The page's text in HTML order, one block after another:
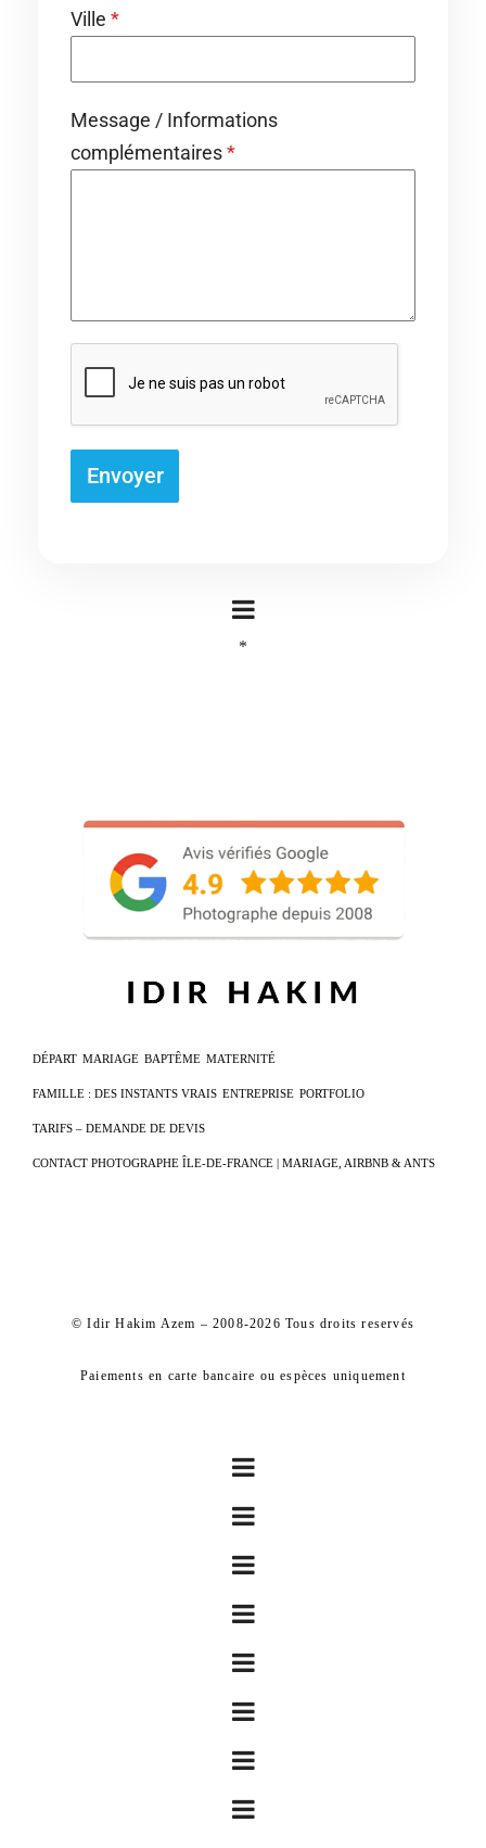
Ville *
Message / Informations
complémentaires*
Envoyer
*
DÉPART MARIAGE BAPTÊME MATERNITÉ
FAMILLE : DES INSTANTS VRAIS ENTREPRISE PORTFOLIO
TARIFS – DEMANDE DE DEVIS
CONTACT PHOTOGRAPHE ÎLE-DE-FRANCE | MARIAGE, AIRBNB & ANTS
© Idir Hakim Azem – 2008-2026 Tous droits reservés
Paiements en carte bancaire ou espèces uniquement